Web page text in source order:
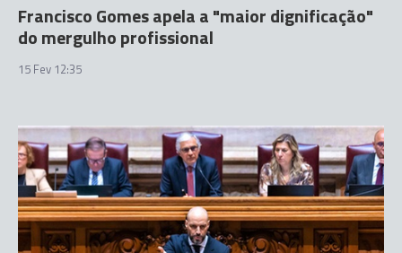
Francisco Gomes apela a "maior dignificação"
do mergulho profissional
15 Fev 12:35